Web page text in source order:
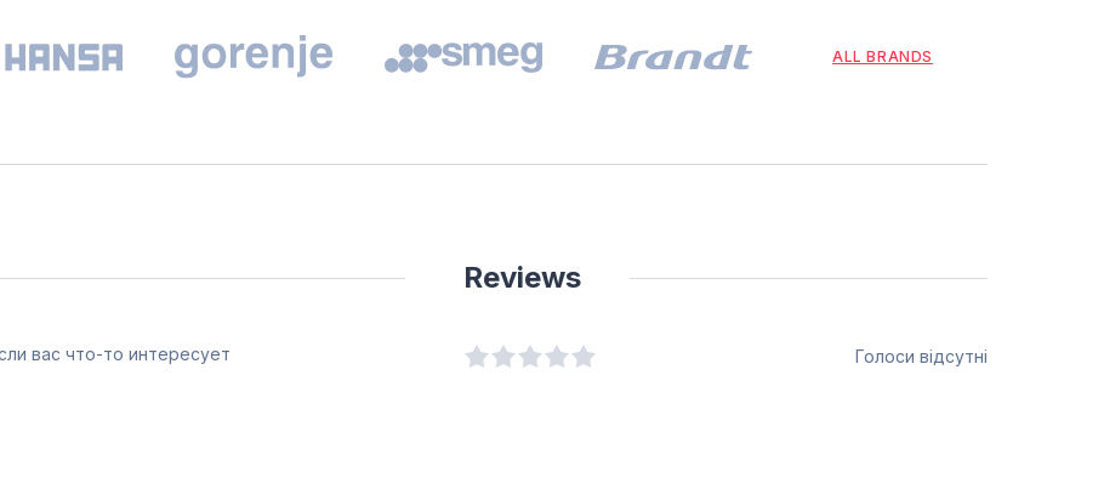
ALL BRANDS
вас что-то интересует
Reviews
Голоси відсутні